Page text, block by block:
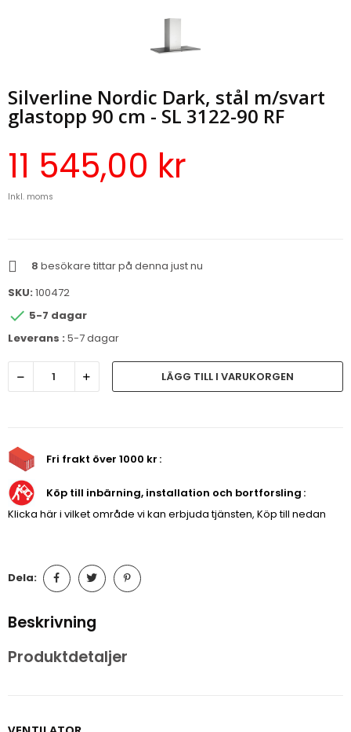
Silverline Nordic Dark, stål m/svart
glastopp 90 cm - SL 3122-90 RF
11 545,00 kr
Inkl. moms
8 besökare tittar på denna just nu
SKU: 100472
 5-7 dagar
Leverans : 5-7 dagar
LÄGG TILL I VARUKORGEN
Fri frakt över 1000 kr
Köp till inbärning, installation och bortforsling
Klicka här i vilket område vi kan erbjuda tjänsten, Köp till nedan
Dela:
Beskrivning
Produktdetaljer